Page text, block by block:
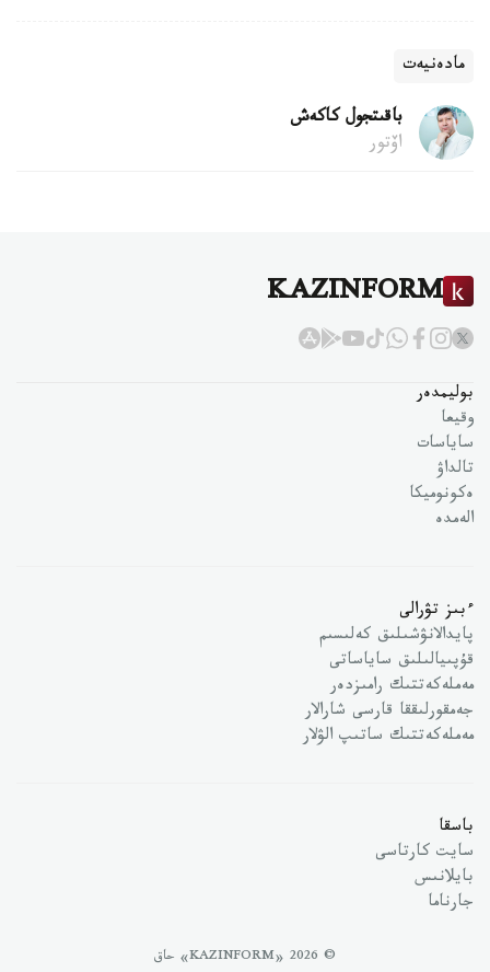
مادەنيەت
باقىتجول كاكەش
اۆتور
KAZINFORM
بوليمدەر
وقيعا
ساياسات
تالداۋ
ەكونوميكا
الەمدە
ءبىز تۋرالى
پايدالانۋشىلىق كەلىسىم
قۇپىيالىلىق ساياساتى
مەملەكەتتىك رامىزدەر
جەمقورلىققا قارسى شارالار
مەملەكەتتىك ساتىپ الۋلار
باسقا
سايت كارتاسى
بايلانىس
جارناما
© 2026 «KAZINFORM» حاق